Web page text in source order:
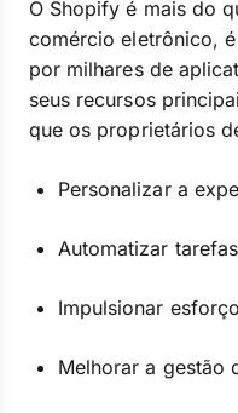
O Shopify é mais do
comércio eletrônico,
por milhares de
seus recursos
que os proprietários
Personalizar a
Automatizar
Impulsionar
Melhorar a gestão